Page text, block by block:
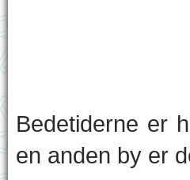
Bedetiderne er
en anden by er